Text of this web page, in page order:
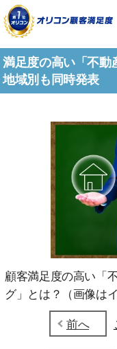
満足度の高い「不
地域別も同時発表
顧客満足度の高い「
グ」とは？（画像は
前へ